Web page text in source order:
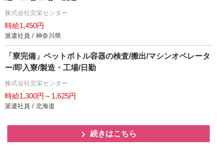
株式会社京栄センター
時給1,450円
派遣社員 / 神奈川県
「寮完備」ペットボトル容器の検査/搬出/マシンオペレータ
ー/即入寮/製造・工場/日勤
株式会社京栄センター
時給1,300円～1,625円
派遣社員 / 北海道
続きはこちら